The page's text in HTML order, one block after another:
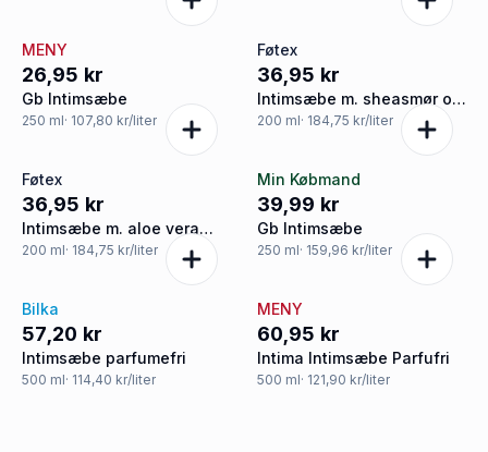
MENY
26,95 kr
Gb Intimsæbe
250 ml· 107,80 kr/liter
Føtex
36,95 kr
Intimsæbe m. sheasmør og
mandelekstrakt
200 ml· 184,75 kr/liter
Føtex
36,95 kr
Intimsæbe m. aloe vera
sensitiv hud parfumefri
200 ml· 184,75 kr/liter
Min Købmand
39,99 kr
Gb Intimsæbe
250 ml· 159,96 kr/liter
Bilka
57,20 kr
Intimsæbe parfumefri
500 ml· 114,40 kr/liter
MENY
60,95 kr
Intima Intimsæbe Parfufri
500 ml· 121,90 kr/liter